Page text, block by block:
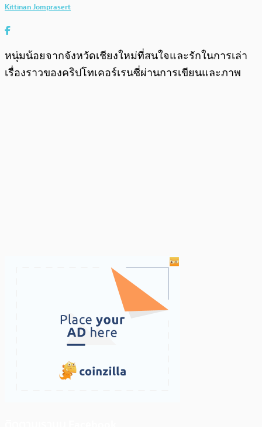
Kittinan Jomprasert
หนุ่มน้อยจากจังหวัดเชียงใหม่ที่สนใจและรักในการเล่า
เรื่องราวของคริปโทเคอร์เรนซี่ผ่านการเขียนและภาพ